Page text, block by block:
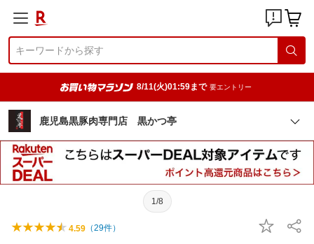
8/11(火)01:59まで 要エントリー
鹿児島黒豚肉専門店 黒かつ亭
1/8
4.59 （29件）